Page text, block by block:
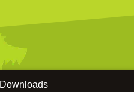
Downloads